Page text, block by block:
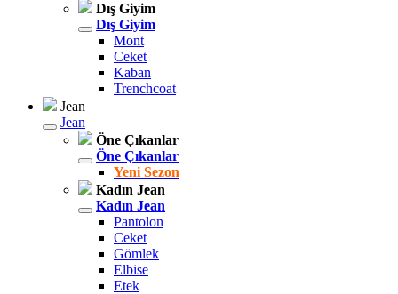
Dış Giyim
Dış Giyim
Mont
Ceket
Kaban
Trenchcoat
Jean
Jean
Öne Çıkanlar
Öne Çıkanlar
Yeni Sezon
Kadın Jean
Kadın Jean
Pantolon
Ceket
Gömlek
Elbise
Etek